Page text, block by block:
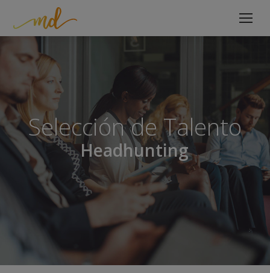
Selección de Talento
Headhunting